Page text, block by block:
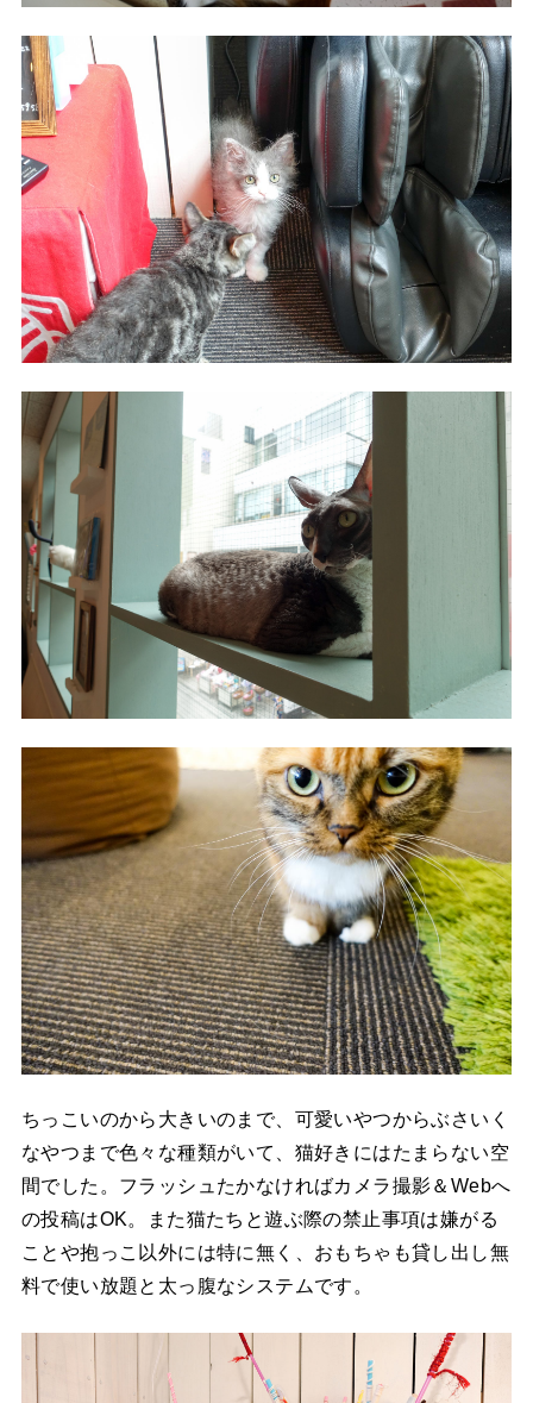
ちっこいのから大きいのまで、可愛いやつからぶさいく
なやつまで色々な種類がいて、猫好きにはたまらない空
間でした。フラッシュたかなければカメラ撮影＆Webへ
の投稿はOK。また猫たちと遊ぶ際の禁止事項は嫌がる
ことや抱っこ以外には特に無く、おもちゃも貸し出し無
料で使い放題と太っ腹なシステムです。